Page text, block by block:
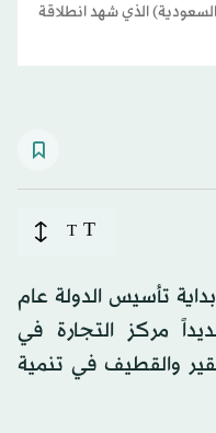
الذي شهد انطلاقة
T
T
تأسيس الدولة عام
مركز التجارة في
والقطيف في تنمية